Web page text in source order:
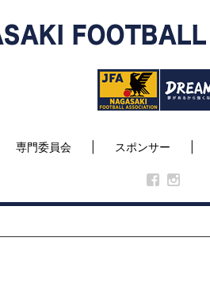
専門委員会 スポンサー